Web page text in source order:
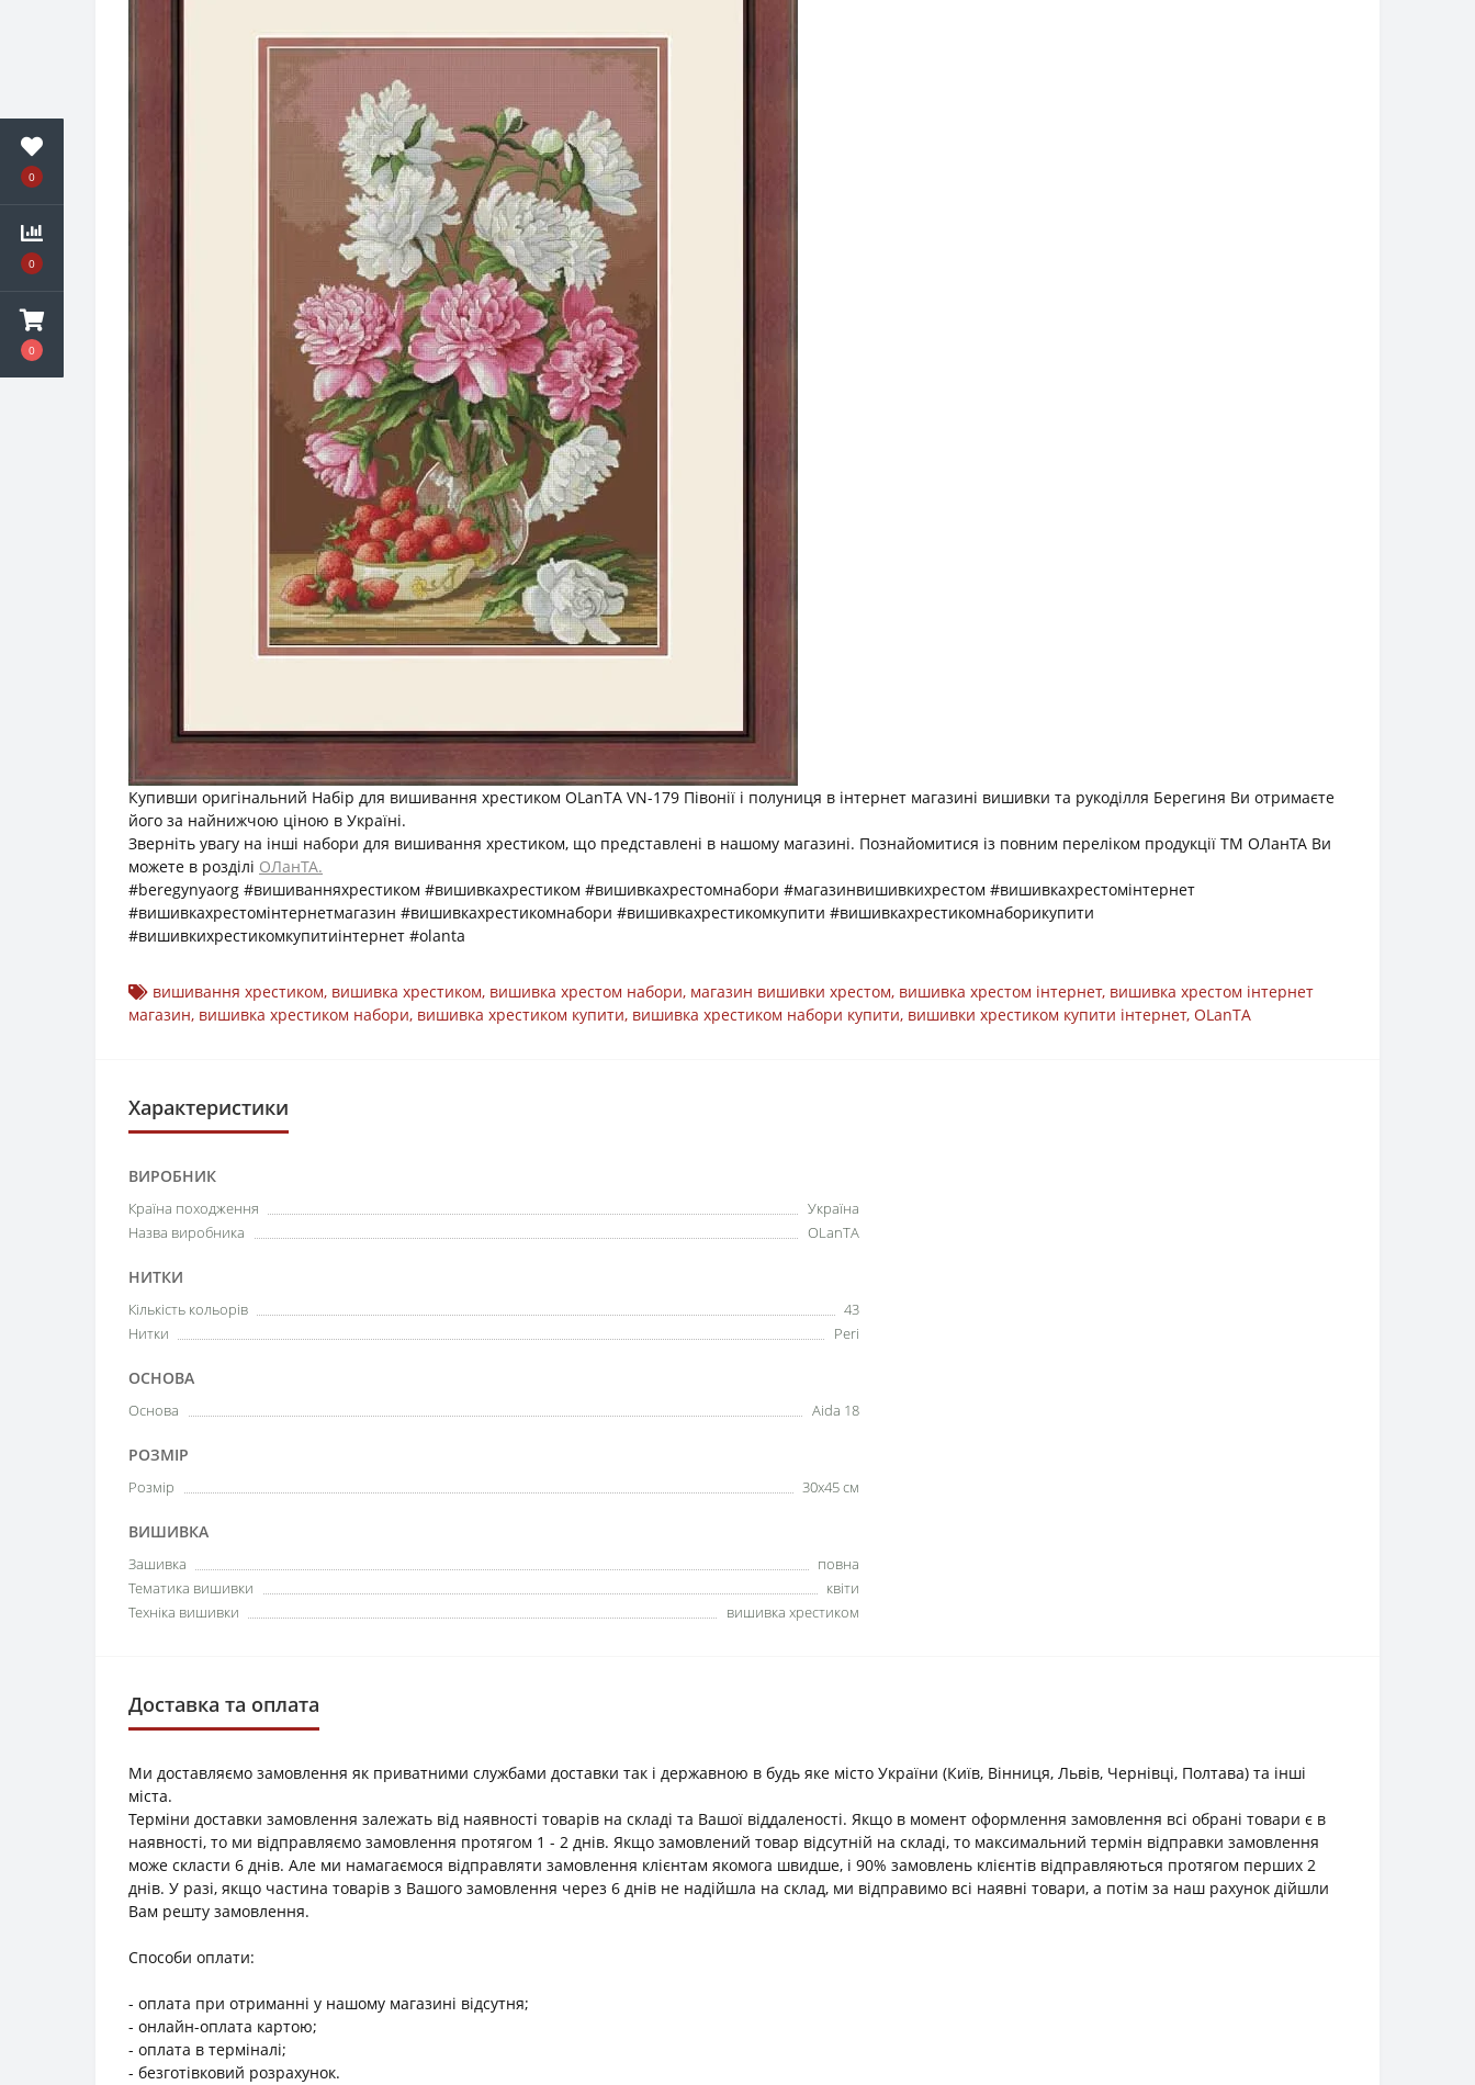
0
0
0
Купивши оригінальний Набір для вишивання хрестиком OLanTА VN-179 Півонії і полуниця в інтернет магазині вишивки та рукоділля Берегиня Ви отримаєте
його за найнижчою ціною в Україні.
Зверніть увагу на інші набори для вишивання хрестиком, що представлені в нашому магазині. Познайомитися із повним переліком продукції ТМ ОЛанТА Ви
можете в розділі ОЛанТА.
#beregynyaorg #вишиванняхрестиком #вишивкахрестиком #вишивкахрестомнабори #магазинвишивкихрестом #вишивкахрестомінтернет
#вишивкахрестомінтернетмагазин #вишивкахрестикомнабори #вишивкахрестикомкупити #вишивкахрестикомнаборикупити
#вишивкихрестикомкупитиінтернет #olanta
вишивання хрестиком, вишивка хрестиком, вишивка хрестом набори, магазин вишивки хрестом, вишивка хрестом інтернет, вишивка хрестом інтернет
магазин, вишивка хрестиком набори, вишивка хрестиком купити, вишивка хрестиком набори купити, вишивки хрестиком купити інтернет, OLanTА
Характеристики
ВИРОБНИК
Країна походження
Україна
Назва виробника
OLanTА
НИТКИ
Кількість кольорів
43
Нитки
Peri
ОСНОВА
Основа Aida 18
РОЗМІР
Розмір 30х45 см
ВИШИВКА
Зашивка
повна
Тематика вишивки
квіти
Техніка вишивки
вишивка хрестиком
Доставка та оплата
Ми доставляємо замовлення як приватними службами доставки так і державною в будь яке місто України (Київ, Вінниця, Львів, Чернівці, Полтава) та інші
міста.
Терміни доставки замовлення залежать від наявності товарів на складі та Вашої віддаленості. Якщо в момент оформлення замовлення всі обрані товари є в
наявності, то ми відправляємо замовлення протягом 1 - 2 днів. Якщо замовлений товар відсутній на складі, то максимальний термін відправки замовлення
може скласти 6 днів. Але ми намагаємося відправляти замовлення клієнтам якомога швидше, і 90% замовлень клієнтів відправляються протягом перших 2
днів. У разі, якщо частина товарів з Вашого замовлення через 6 днів не надійшла на склад, ми відправимо всі наявні товари, а потім за наш рахунок дійшли
Вам решту замовлення.
Способи оплати:
- оплата при отриманні у нашому магазині відсутня;
- онлайн-оплата картою;
- оплата в терміналі;
- безготівковий розрахунок.